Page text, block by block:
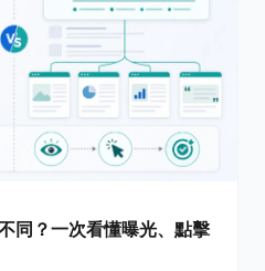
同？一次看懂曝光、點擊